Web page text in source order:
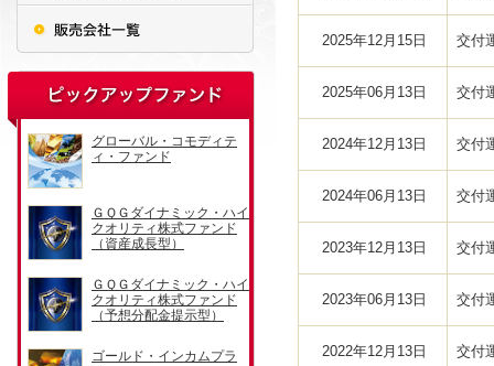
2025年12月15日 交付
2025年06月13日 交付
2024年12月13日 交付
2024年06月13日 交付
2023年12月13日 交付
2023年06月13日 交付
2022年12月13日 交付